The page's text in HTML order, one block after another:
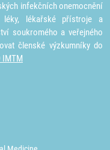
infekčních onemocnění
lékařské přístroje a
soukromého a veřejného
členské výzkumníky do
IMTM